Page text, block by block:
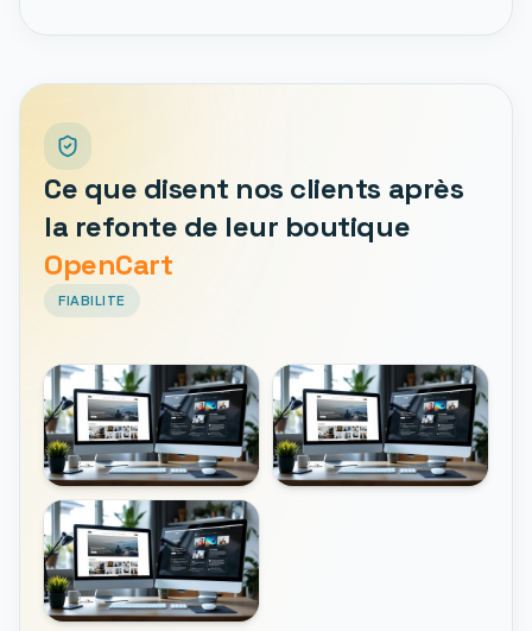
Ce que disent nos clients après
la refonte de leur boutique
OpenCart
FIABILITE